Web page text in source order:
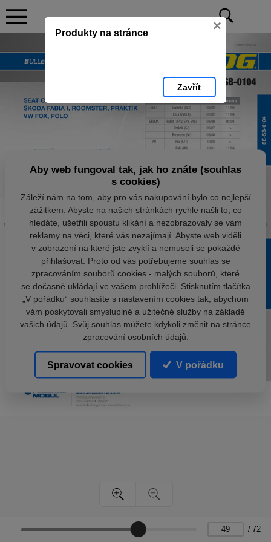
Produkty na stránce ×
Zavřít
/ 72
Aby web fungoval tak, jak ho znáte (souhlas
s cookies)
Záleží nám na tom, aby pro vás nakupování bylo co nejlepší
zážitkem. Abyste na našich stránkách rychle našli to, co
hledáte, ušetřili spoustu klikání a nezobrazovaly se vám
reklamy na věci, které vás nezajímají. Abyste web viděli
v zobrazení na které jste zvyklí a nemuseli se pokaždé
přihlašovat. Proto od vás potřebujeme souhlas se
zpracováním souborů cookies - malých souborů, které
se dočasně ukládají ve vašem prohlížeči. Stisknutím tlačítka
„V pořádku“ souhlasíte s nastavením cookies tak, abychom
vám poskytovali smysluplné a užitečné služby na základě
vašich údajů. Svůj souhlas můžete kdykoli změnit na stránce
zpracování osobních údajů.
Spravovat cookies V pořádku